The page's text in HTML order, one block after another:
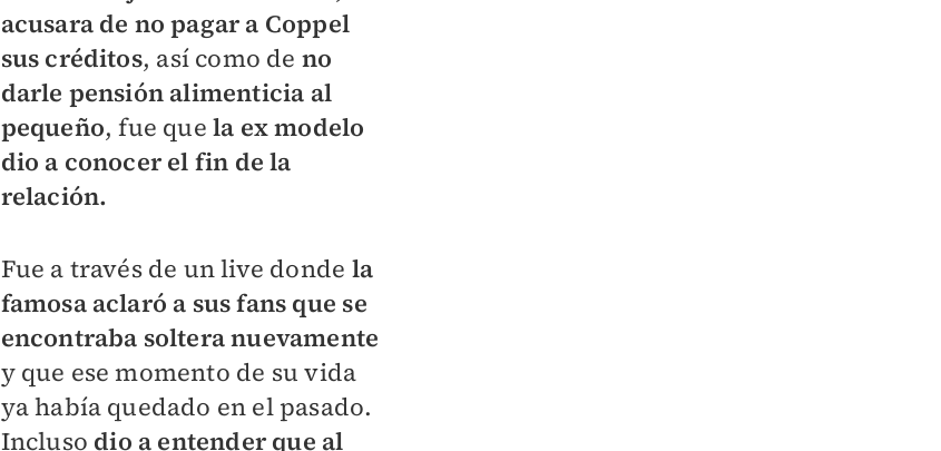
acusara de no pagar a Coppel
sus créditos, así como de no
darle pensión alimenticia al
pequeño, fue que la ex modelo
dio a conocer el fin de la
relación.
Fue a través de un live donde la
famosa aclaró a sus fans que se
encontraba soltera nuevamente
y que ese momento de su vida
ya había quedado en el pasado.
Incluso dio a entender que al